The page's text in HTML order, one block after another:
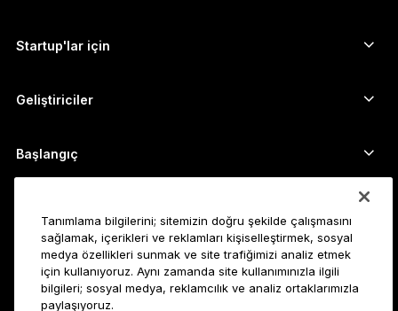
Paket Teklifler
Tüm ürünler
Monero cüzdanı
Tüm varlıkları görün
Kripto takas edin
Startup'lar için
Geliştiriciler
Başlangıç
Ledger cihazınızı kullanmaya başlayın
Bitcoin nasıl alınır?
Bitcoin Donanım Cüzdanı
Destek
Ödül programı
Bayiler
Kariyer
Ledger’a katılın
Tanımlama bilgilerini; sitemizin doğru şekilde çalışmasını
sağlamak, içerikleri ve reklamları kişiselleştirmek, sosyal
medya özellikleri sunmak ve site trafiğimizi analiz etmek
için kullanıyoruz. Aynı zamanda site kullanımınızla ilgili
bilgileri; sosyal medya, reklamcılık ve analiz ortaklarımızla
paylaşıyoruz.